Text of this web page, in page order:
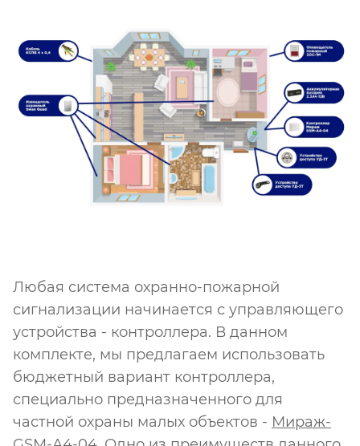
Любая система охранно-пожарной
сигнализации начинается с управляющего
устройства - контроллера. В данном
комплекте, мы предлагаем использовать
бюджетный вариант контроллера,
специально предназначенного для
частной охраны малых объектов - Мираж-